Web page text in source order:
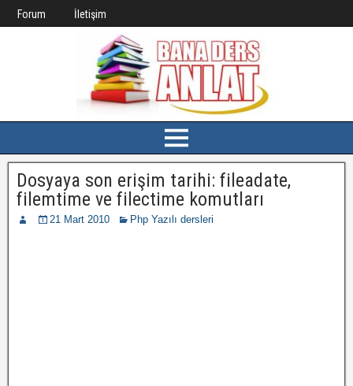
Forum İletişim
Dosyaya son erişim tarihi: fileadate,
filemtime ve filectime komutları
21 Mart 2010 Php Yazılı dersleri